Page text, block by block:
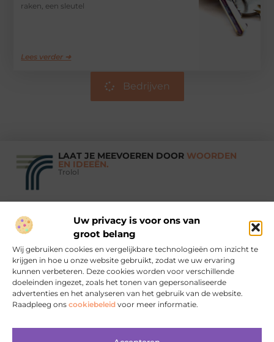
Uw privacy is voor ons van
groot belang
Wij gebruiken cookies en vergelijkbare technologieën om inzicht te
krijgen in hoe u onze website gebruikt, zodat we uw ervaring
kunnen verbeteren. Deze cookies worden voor verschillende
doeleinden ingezet, zoals het tonen van gepersonaliseerde
advertenties en het analyseren van het gebruik van de website.
Raadpleeg ons cookiebeleid voor meer informatie.
raken, een sleutel
Lees verder ➜
Bedrijven
LAAT JE MEEVOEREN DOOR WOORDEN
EN IDEEËN.
Trolol
Vind Ons Hier :
Beroemdheden Uit de Media Partners Over ons
Contact Aanmelden Website index Cookiebeleid (EU)